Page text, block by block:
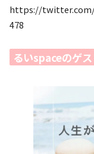
https://twitter.com/
478
るいspaceのゲス